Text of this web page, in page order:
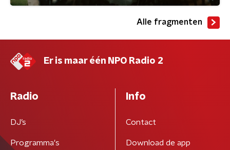
Alle fragmenten
Er is maar één NPO Radio 2
Radio
DJ’s
Programma's
Info
Contact
Download de app